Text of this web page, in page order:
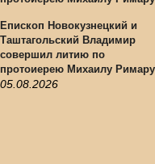
Епископ Новокузнецкий и
Таштагольский Владимир
совершил литию по
протоиерею Михаилу Римару
05.08.2026